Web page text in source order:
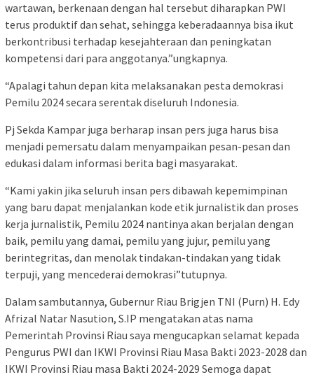
wartawan, berkenaan dengan hal tersebut diharapkan PWI
terus produktif dan sehat, sehingga keberadaannya bisa ikut
berkontribusi terhadap kesejahteraan dan peningkatan
kompetensi dari para anggotanya.”ungkapnya.
“Apalagi tahun depan kita melaksanakan pesta demokrasi
Pemilu 2024 secara serentak diseluruh Indonesia.
Pj Sekda Kampar juga berharap insan pers juga harus bisa
menjadi pemersatu dalam menyampaikan pesan-pesan dan
edukasi dalam informasi berita bagi masyarakat.
“Kami yakin jika seluruh insan pers dibawah kepemimpinan
yang baru dapat menjalankan kode etik jurnalistik dan proses
kerja jurnalistik, Pemilu 2024 nantinya akan berjalan dengan
baik, pemilu yang damai, pemilu yang jujur, pemilu yang
berintegritas, dan menolak tindakan-tindakan yang tidak
terpuji, yang mencederai demokrasi”tutupnya.
Dalam sambutannya, Gubernur Riau Brigjen TNI (Purn) H. Edy
Afrizal Natar Nasution, S.IP mengatakan atas nama
Pemerintah Provinsi Riau saya mengucapkan selamat kepada
Pengurus PWI dan IKWI Provinsi Riau Masa Bakti 2023-2028 dan
IKWI Provinsi Riau masa Bakti 2024-2029 Semoga dapat